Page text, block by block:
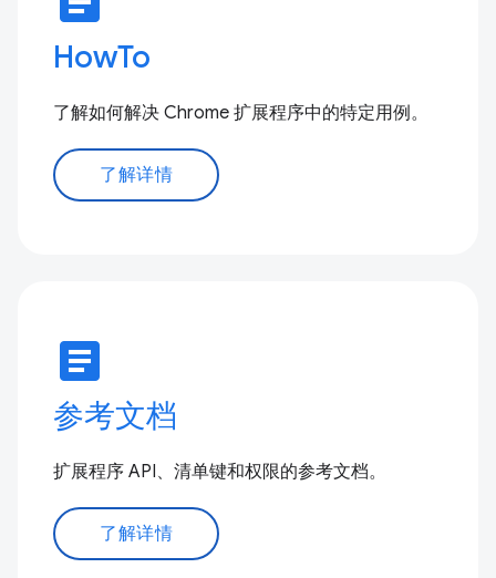
HowTo
了解如何解决 Chrome 扩展程序中的特定用例。
了解详情
article
参考文档
扩展程序 API、清单键和权限的参考文档。
了解详情